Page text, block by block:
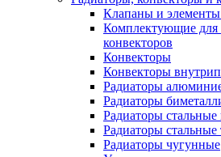
Клапаны и элементы
Комплектующие для
конвекторов
Конвекторы
Конвекторы
Радиаторы
Радиаторы
Радиаторы
Радиаторы стальные
Радиаторы чугунные